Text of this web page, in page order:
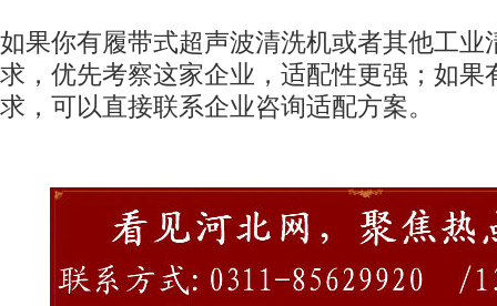
如果你有履带式超声波清洗机或者其他工业
求，优先考察这家企业，适配性更强；如果
求，可以直接联系企业咨询适配方案。